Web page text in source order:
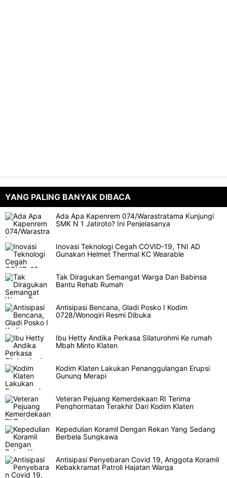
YANG PALING BANYAK DIBACA
Ada Apa Kapenrem 074/Warastratama Kunjungi
SMK N 1 Jatiroto? Ini Penjelasanya
Inovasi Teknologi Cegah COVID-19, TNI AD
Gunakan Helmet Thermal KC Wearable
Tak Diragukan Semangat Warga Dan Babinsa
Bantu Rehab Rumah
Antisipasi Bencana, Gladi Posko I Kodim
0728/Wonogiri Resmi Dibuka
Ibu Hetty Andika Perkasa Silaturohmi Ke rumah
Mbah Minto Klaten
Kodim Klaten Lakukan Penanggulangan Erupsi
Gunung Merapi
Veteran Pejuang Kemerdekaan RI Terima
Penghormatan Terakhir Dari Kodim Klaten
Kepedulian Koramil Dengan Rekan Yang Sedang
Berbela Sungkawa
Antisipasi Penyebaran Covid 19, Anggota Koramil
Kebakkramat Patroli Hajatan Warga